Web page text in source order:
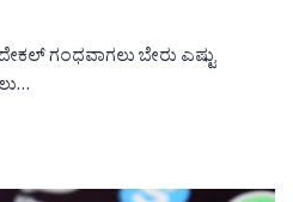
ಗಂಧವಾಗಲು ಬೇರು ಎಷ್ಟು